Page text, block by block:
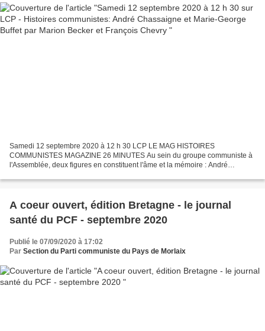
Samedi 12 septembre 2020 à 12 h 30 LCP LE MAG HISTOIRES
COMMUNISTES MAGAZINE 26 MINUTES Au sein du groupe communiste à
l'Assemblée, deux figures en constituent l'âme et la mémoire : André
A coeur ouvert, édition Bretagne - le journal
santé du PCF - septembre 2020
Publié le 07/09/2020 à 17:02
Par Section du Parti communiste du Pays de Morlaix